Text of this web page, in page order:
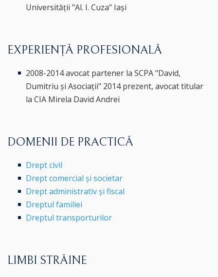
Universității "Al. I. Cuza" Iași
EXPERIENȚĂ PROFESIONALĂ
2008-2014 avocat partener la SCPA "David,
Dumitriu și Asociații" 2014 prezent, avocat titular
la CIA Mirela David Andrei
DOMENII DE PRACTICĂ
Drept civil
Drept comercial și societar
Drept administrativ și fiscal
Dreptul familiei
Dreptul transporturilor
LIMBI STRĂINE